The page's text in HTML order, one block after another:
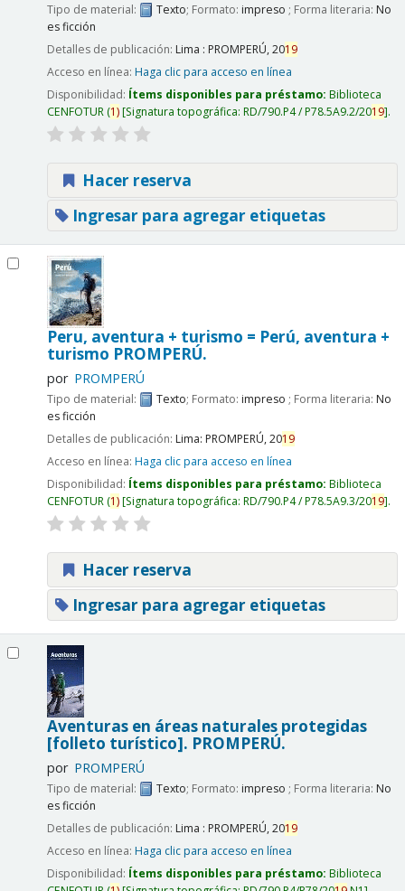
Tipo de material: Texto; Formato: impreso ; Forma literaria: No
es ficción
Detalles de publicación: Lima : PROMPERÚ,2019
Acceso en línea: Haga clic para acceso en línea
Disponibilidad: Ítems disponibles para préstamo: Biblioteca
CENFOTUR(1) Signatura topográfica: RD/790.P4 / P78.5A9.2/2019 .
Hacer reserva
Ingresar para agregar etiquetas
Peru, aventura + turismo = Perú, aventura +
turismo PROMPERÚ.
por PROMPERÚ
Tipo de material: Texto; Formato: impreso ; Forma literaria: No
es ficción
Detalles de publicación: Lima: PROMPERÚ,2019
Acceso en línea: Haga clic para acceso en línea
Disponibilidad: Ítems disponibles para préstamo: Biblioteca
CENFOTUR(1) Signatura topográfica: RD/790.P4 / P78.5A9.3/2019 .
Hacer reserva
Ingresar para agregar etiquetas
Aventuras en áreas naturales protegidas
[folleto turístico]. PROMPERÚ.
por PROMPERÚ
Tipo de material: Texto; Formato: impreso ; Forma literaria: No
es ficción
Detalles de publicación: Lima : PROMPERÚ,2019
Acceso en línea: Haga clic para acceso en línea
Disponibilidad: Ítems disponibles para préstamo: Biblioteca